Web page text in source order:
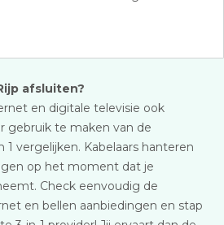
afsluiten?
en digitale televisie ook
gebruik te maken van de
1 vergelijken. Kabelaars hanteren
op het moment dat je
Check eenvoudig de
en bellen aanbiedingen en stap